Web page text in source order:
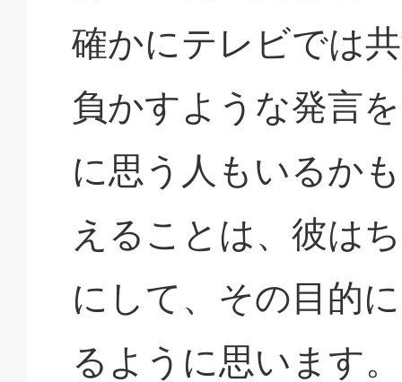
確かにテレビでは
負かすような発言
に思う人もいるか
えることは、彼は
にして、その目的
るように思います。